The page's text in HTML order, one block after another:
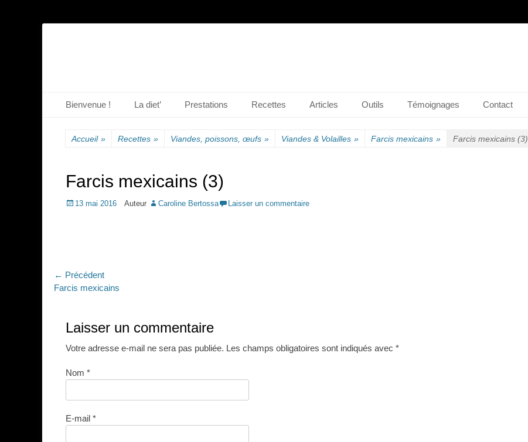
Menu principal
Bienvenue ! La diet’ Prestations Recettes Articles Outils Témoignages Contact
Accueil » Recettes » Viandes, poissons, œufs » Viandes & Volailles » Farcis mexicains » Farcis mexicains (3)
Farcis mexicains (3)
Posted
13 mai 2016 Auteur Caroline Bertossa Laisser un commentaire
Navigation
de
← Précédent
Article
Farcis mexicains
Laisser un commentaire
Votre adresse e-mail ne sera pas publiée. Les champs obligatoires sont indiqués avec *
Nom *
E-mail *